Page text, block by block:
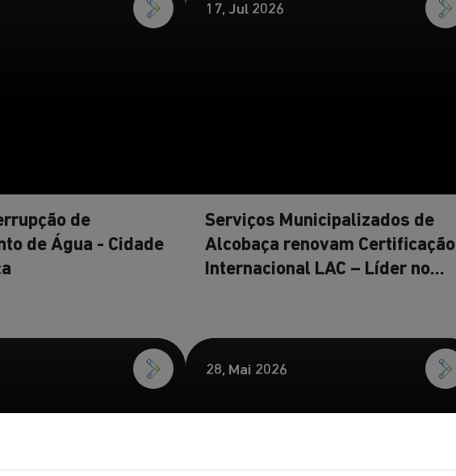
de
de Água - Cidade
17, Jul 2026
Serviços Municipalizados de
Alcobaça renovam Certificação
Internacional LAC – Líder no
28, Mai 2026